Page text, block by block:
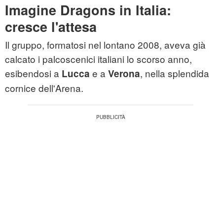
Imagine Dragons in Italia:
cresce l'attesa
Il gruppo, formatosi nel lontano 2008, aveva già
calcato i palcoscenici italiani lo scorso anno,
esibendosi a Lucca e a Verona, nella splendida
cornice dell'Arena.